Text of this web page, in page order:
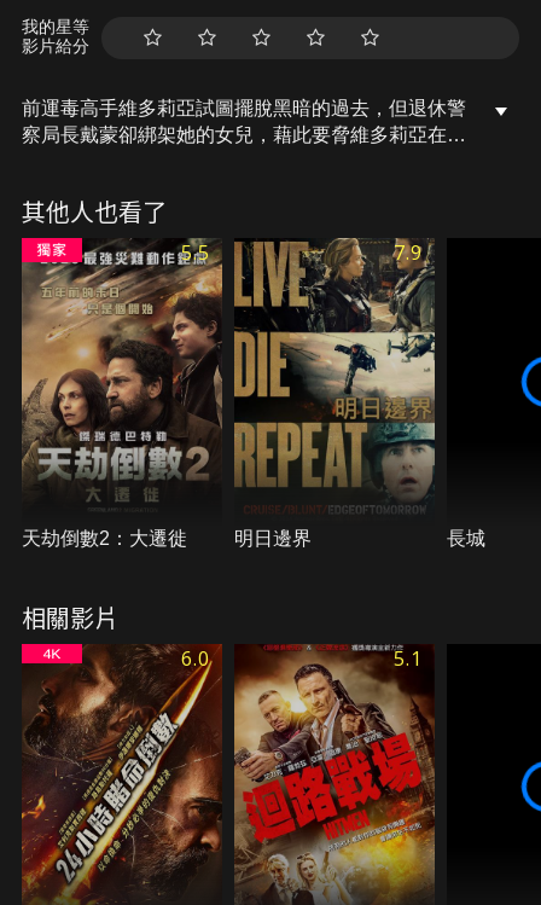
我的星等
影片給分
前運毒高手維多莉亞試圖擺脫黑暗的過去，但退休警
察局長戴蒙卻綁架她的女兒，藉此要脅維多莉亞在一
幫派份子，才能再見到自己的女兒一面……。
其他人也看了
5.5
天劫倒數2：大遷徙
7.9
明日邊界 長城
相關影片
6.0 5.1